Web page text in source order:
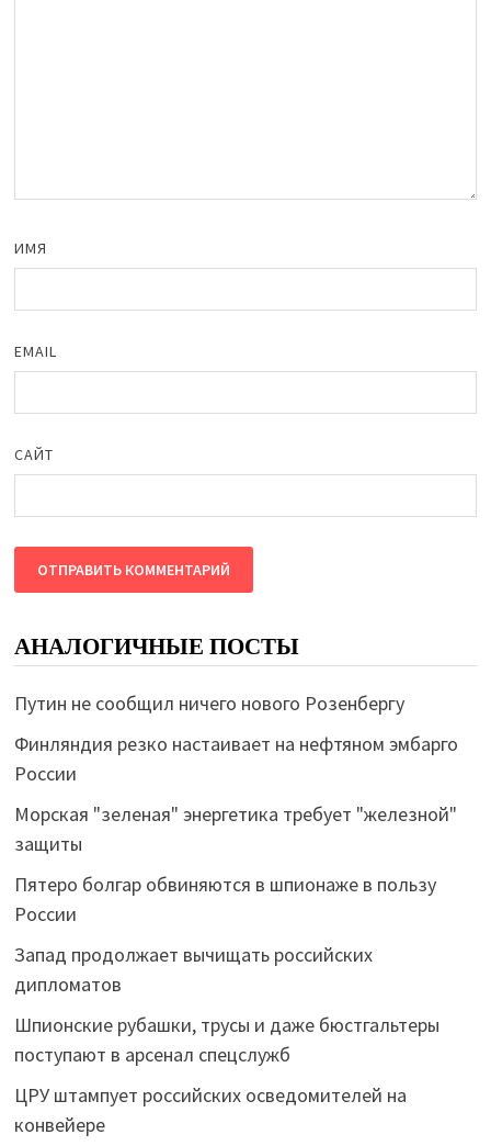
ИМЯ
EMAIL
САЙТ
АНАЛОГИЧНЫЕ ПОСТЫ
Путин не сообщил ничего нового Розенбергу
Финляндия резко настаивает на нефтяном эмбарго
России
Морская "зеленая" энергетика требует "железной"
защиты
Пятеро болгар обвиняются в шпионаже в пользу
России
Запад продолжает вычищать российских
дипломатов
Шпионские рубашки, трусы и даже бюстгальтеры
поступают в арсенал спецслужб
ЦРУ штампует российских осведомителей на
конвейере